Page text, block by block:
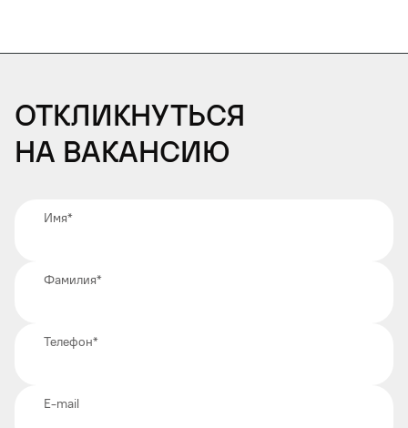
Откликнуться
на вакансию
Имя*
Фамилия*
Телефон*
E-mail